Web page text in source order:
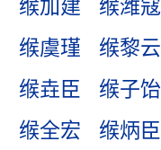
缑加建
缑潍寇
缑虞瑾
缑黎云
缑垚臣
缑子饴
缑全宏
缑炳臣